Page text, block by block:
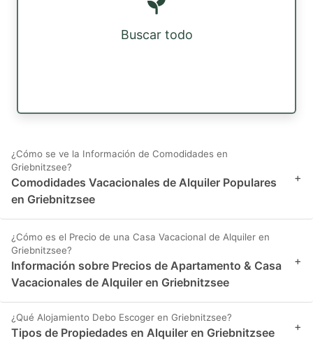
Buscar todo
¿Cómo se ve la Información de Comodidades en
Griebnitzsee?
Comodidades Vacacionales de Alquiler Populares
en Griebnitzsee
+
¿Cómo es el Precio de una Casa Vacacional de Alquiler en
Griebnitzsee?
Información sobre Precios de Apartamento & Casa
Vacacionales de Alquiler en Griebnitzsee
+
¿Qué Alojamiento Debo Escoger en Griebnitzsee?
Tipos de Propiedades en Alquiler en Griebnitzsee +